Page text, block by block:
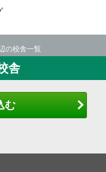
の校舎一覧
舎
む